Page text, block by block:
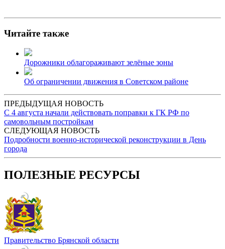
Читайте также
Дорожники облагораживают зелёные зоны
Об ограничении движения в Советском районе
ПРЕДЫДУЩАЯ НОВОСТЬ
С 4 августа начали действовать поправки к ГК РФ по
самовольным постройкам
СЛЕДУЮЩАЯ НОВОСТЬ
Подробности военно-исторической реконструкции в День
города
ПОЛЕЗНЫЕ РЕСУРСЫ
Правительство Брянской области